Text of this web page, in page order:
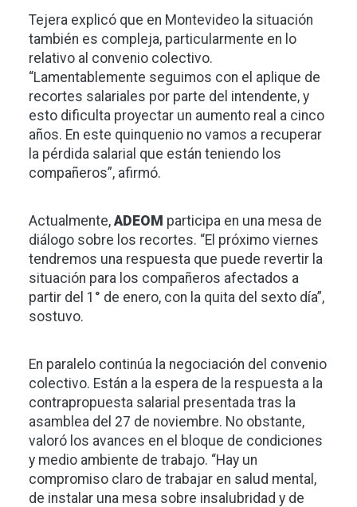
Tejera explicó que en Montevideo la situación
también es compleja, particularmente en lo
relativo al convenio colectivo.
“Lamentablemente seguimos con el aplique de
recortes salariales por parte del intendente, y
esto dificulta proyectar un aumento real a cinco
años. En este quinquenio no vamos a recuperar
la pérdida salarial que están teniendo los
compañeros”, afirmó.
Actualmente, ADEOM participa en una mesa de
diálogo sobre los recortes. “El próximo viernes
tendremos una respuesta que puede revertir la
situación para los compañeros afectados a
partir del 1° de enero, con la quita del sexto día”,
sostuvo.
En paralelo continúa la negociación del convenio
colectivo. Están a la espera de la respuesta a la
contrapropuesta salarial presentada tras la
asamblea del 27 de noviembre. No obstante,
valoró los avances en el bloque de condiciones
y medio ambiente de trabajo. “Hay un
compromiso claro de trabajar en salud mental,
de instalar una mesa sobre insalubridad y de